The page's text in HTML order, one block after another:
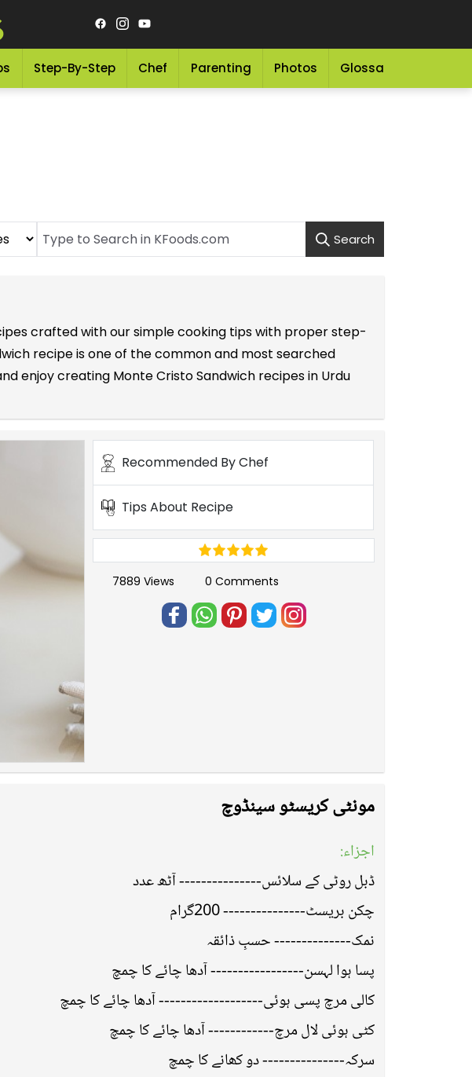
Step-By-Step Chef Parenting Photos Glossary
Search
crafted with our simple cooking tips with proper step-
recipe is one of the common and most searched
enjoy creating Monte Cristo Sandwich recipes in Urdu
Recommended By Chef
Tips About Recipe
7889 Views 0 Comments
مونٹی کریسٹو سینڈوچ
اجزاء:
ڈبل روٹی کے سلائس--------------- آٹھ عدد
چکن بریسٹ--------------- 200گرام
نمک-------------- حسبِ ذائقہ
پسا ہوا لہسن----------------- آدھا چائے کا چمچ
کالی مرچ پسی ہوئی------------------- آدھا چائے کا چمچ
کٹی ہوئی لال مرچ------------ آدھا چائے کا چمچ
سرکہ--------------- دو کھانے کا چمچ